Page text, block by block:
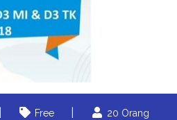
Free 20 Orang